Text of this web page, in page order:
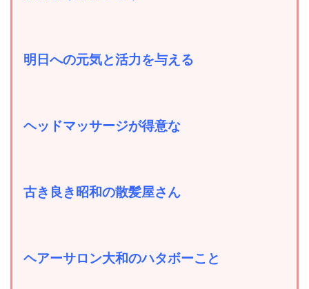
明日への元気と活力を与える
ヘッドマッサージが得意な
古き良き昭和の散髪屋さん
ヘアーサロン大和のハタボーこと